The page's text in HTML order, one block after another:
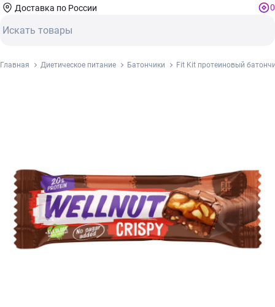
Доставка по России 0
Главная Диетическое питание Батончики Fit Kit протеиновый